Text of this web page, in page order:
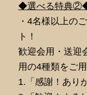
◆選べる特典
・4名様以上の
ト！
歓迎会用・送迎
用の4種類をご用
1.「感謝！あり